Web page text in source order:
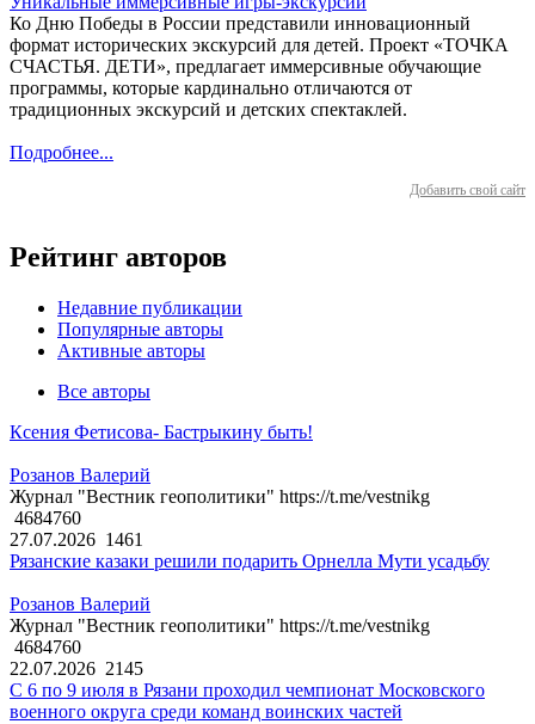
Ко Дню Победы в России представили инновационный
формат исторических экскурсий для детей. Проект «ТОЧКА
СЧАСТЬЯ. ДЕТИ», предлагает иммерсивные обучающие
программы, которые кардинально отличаются от
традиционных экскурсий и детских спектаклей.
Подробнее...
Добавить свой сайт
Рейтинг авторов
Недавние публикации
Популярные авторы
Активные авторы
Все авторы
Ксения Фетисова- Бастрыкину быть!
Розанов Валерий
Журнал "Вестник геополитики" https://t.me/vestnikg
4684760
27.07.2026 1461
Рязанские казаки решили подарить Орнелла Мути усадьбу
Розанов Валерий
Журнал "Вестник геополитики" https://t.me/vestnikg
4684760
22.07.2026 2145
С 6 по 9 июля в Рязани проходил чемпионат Московского
военного округа среди команд воинских частей